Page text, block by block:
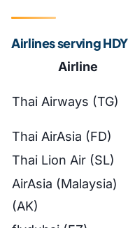
Airlines serving HDY
Airline
Thai Airways (TG)
Thai AirAsia (FD)
Thai Lion Air (SL)
AirAsia (Malaysia)
(AK)